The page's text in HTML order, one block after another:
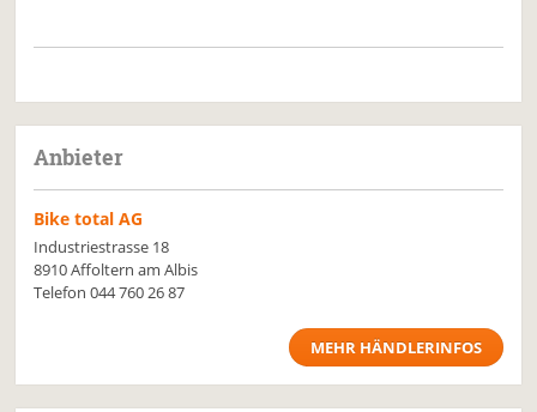
Anbieter
Bike total AG
Industriestrasse 18
8910 Affoltern am Albis
Telefon044 760 26 87
MEHR HÄNDLERINFOS